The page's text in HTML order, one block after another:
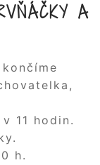
A
11 hodin.
h.